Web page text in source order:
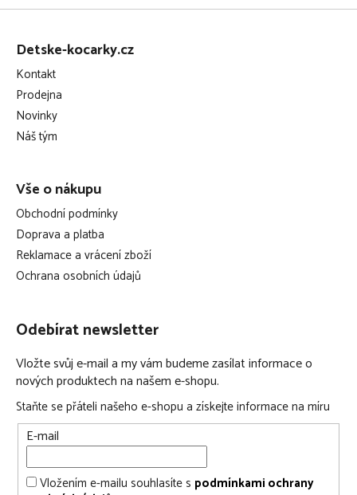
Z
Detske-kocarky.cz
Kontakt
Prodejna
Novinky
Náš tým
Vše o nákupu
Obchodní podmínky
Doprava a platba
Reklamace a vrácení zboží
Ochrana osobních údajů
Odebírat newsletter
Vložte svůj e-mail a my vám budeme zasílat informace o
nových produktech na našem e-shopu.
Staňte se přáteli našeho e-shopu a získejte informace na míru
E-mail
Vložením e-mailu souhlasíte s podmínkami ochrany